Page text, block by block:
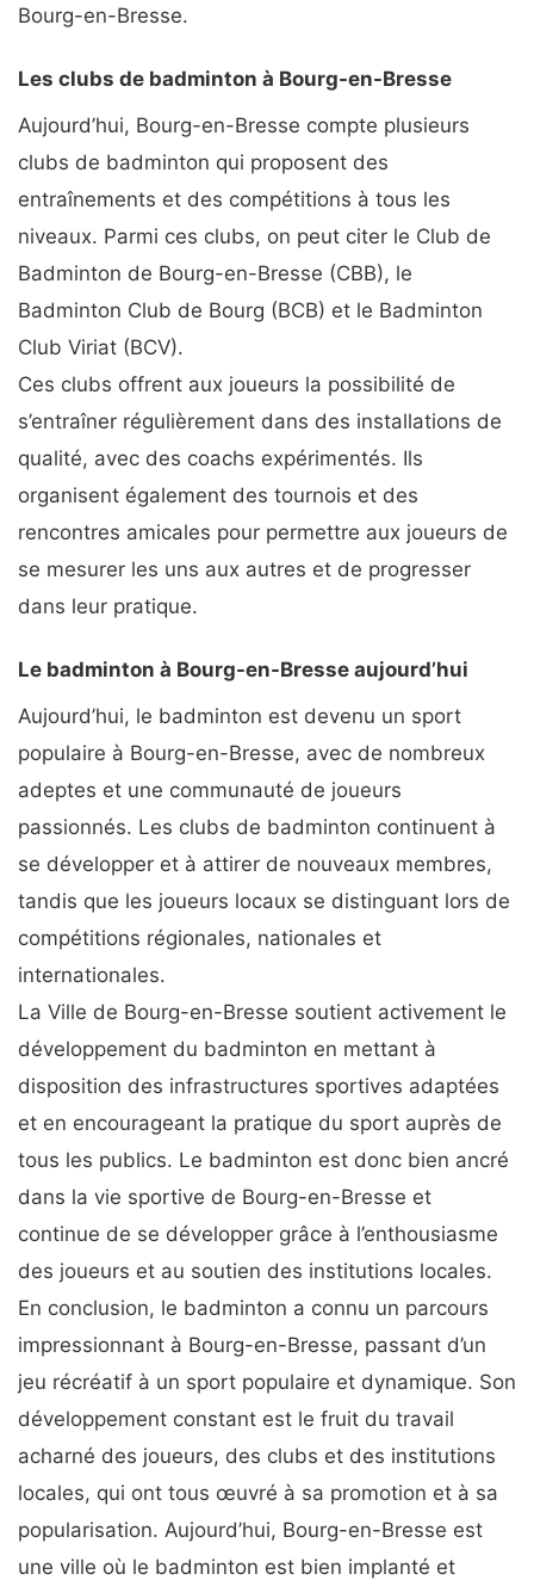
Bourg-en-Bresse.
Les clubs de badminton à Bourg-en-Bresse
Aujourd’hui, Bourg-en-Bresse compte plusieurs
clubs de badminton qui proposent des
entraînements et des compétitions à tous les
niveaux. Parmi ces clubs, on peut citer le Club de
Badminton de Bourg-en-Bresse (CBB), le
Badminton Club de Bourg (BCB) et le Badminton
Club Viriat (BCV).
Ces clubs offrent aux joueurs la possibilité de
s’entraîner régulièrement dans des installations de
qualité, avec des coachs expérimentés. Ils
organisent également des tournois et des
rencontres amicales pour permettre aux joueurs de
se mesurer les uns aux autres et de progresser
dans leur pratique.
Le badminton à Bourg-en-Bresse aujourd’hui
Aujourd’hui, le badminton est devenu un sport
populaire à Bourg-en-Bresse, avec de nombreux
adeptes et une communauté de joueurs
passionnés. Les clubs de badminton continuent à
se développer et à attirer de nouveaux membres,
tandis que les joueurs locaux se distinguant lors de
compétitions régionales, nationales et
internationales.
La Ville de Bourg-en-Bresse soutient activement le
développement du badminton en mettant à
disposition des infrastructures sportives adaptées
et en encourageant la pratique du sport auprès de
tous les publics. Le badminton est donc bien ancré
dans la vie sportive de Bourg-en-Bresse et
continue de se développer grâce à l’enthousiasme
des joueurs et au soutien des institutions locales.
En conclusion, le badminton a connu un parcours
impressionnant à Bourg-en-Bresse, passant d’un
jeu récréatif à un sport populaire et dynamique. Son
développement constant est le fruit du travail
acharné des joueurs, des clubs et des institutions
locales, qui ont tous œuvré à sa promotion et à sa
popularisation. Aujourd’hui, Bourg-en-Bresse est
une ville où le badminton est bien implanté et